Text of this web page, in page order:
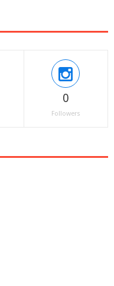
0
Followers